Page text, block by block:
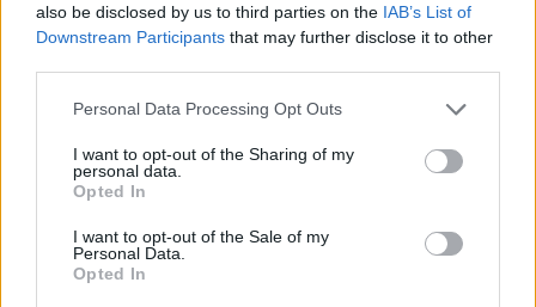
also be disclosed by us to third parties on the IAB’s List of
Downstream Participants that may further disclose it to other
Personal Data Processing Opt Outs
I want to opt-out of the Sharing of my
personal data.
Opted In
I want to opt-out of the Sale of my
Personal Data.
Opted In
2025. szeptember 08., hétfő
Septemberfest puliszkával,
főzőversennyel